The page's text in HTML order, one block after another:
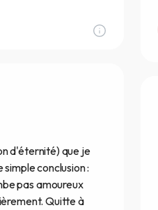
d'éternité) que je
conclusion :
pas amoureux
Quitte à